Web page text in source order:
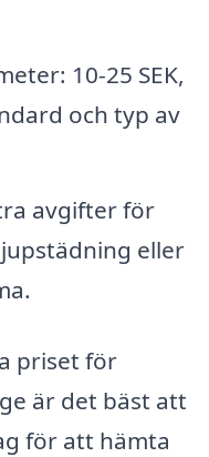
10-25 SEK,
och typ av
avgifter för
eller
priset för
är det bäst att
för att hämta